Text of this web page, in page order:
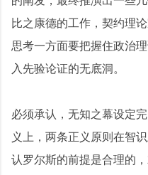
比之康德的工作，契约理
思考一方面要把握住政治
入先验论证的无底洞。
必须承认，无知之幕设定
义上，两条正义原则在智
认罗尔斯的前提是合理的